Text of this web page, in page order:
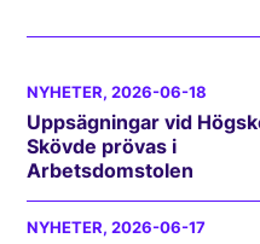
NYHETER, 2026-06-18
Uppsägningar vid
Skövde prövas i
Arbetsdomstolen
NYHETER, 2026-06-17